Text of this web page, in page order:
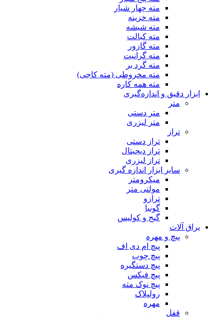
مته چهار شیار
مته خزینه
مته شیشه
مته کبالت
مته گازور
مته گرانیت
مته گرد بر
مته مخروطی (مته کاجی)
مته همه کاره
ابزار دقیق و اندازه‌گیری
متر
متر دستی
متر لیزری
تراز
تراز دستی
تراز دیجیتال
تراز لیزری
سایر ابزار اندازه گیری
میکرومتر
مولتی متر
ترازو
گونیا
گیج و کولیس
یراق آلات
پیچ و مهره
پیچ ام دی اف
پیچ چوب
پیچ دستگیره
پیچ فیکس
پیچ نوک مته
رولپلاک
مهره
قفل